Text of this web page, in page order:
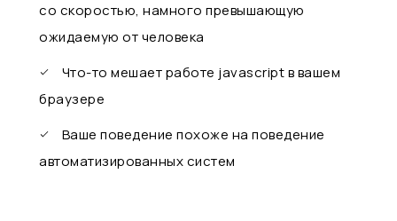
со скоростью, намного превышающую
ожидаемую от человека
Что-то мешает работе javascript в вашем
браузере
Ваше поведение похоже на поведение
автоматизированных систем